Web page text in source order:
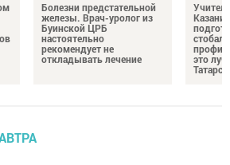
Болезни предстательной
железы. Врач-уролог из
Буинской ЦРБ
настоятельно
рекомендует не
откладывать лечение
Казани
это